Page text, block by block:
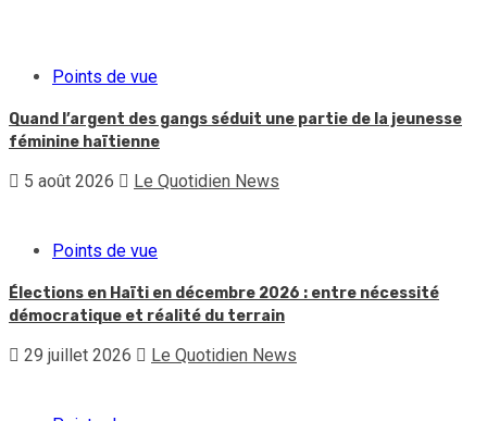
Points de vue
Quand l’argent des gangs séduit une partie de la jeunesse
féminine haïtienne
5 août 2026 Le Quotidien News
Points de vue
Élections en Haïti en décembre 2026 : entre nécessité
démocratique et réalité du terrain
29 juillet 2026 Le Quotidien News